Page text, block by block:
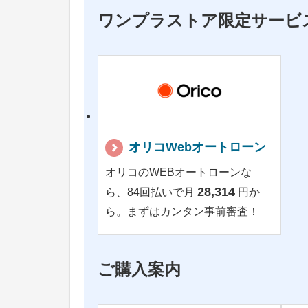
ワンプラストア限定サービ
オリコWebオートローン
オリコのWEBオートローンな
ら、84回払いで月 28,314 円か
ら。まずはカンタン事前審査！
ご購入案内